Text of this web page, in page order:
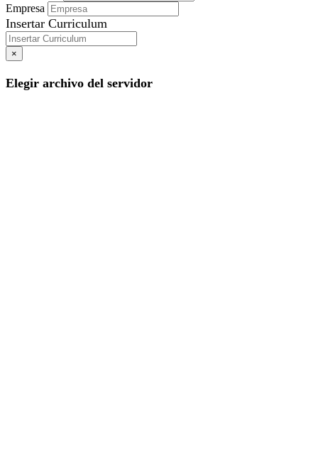
Empresa
Insertar Curriculum
×
Elegir archivo del servidor